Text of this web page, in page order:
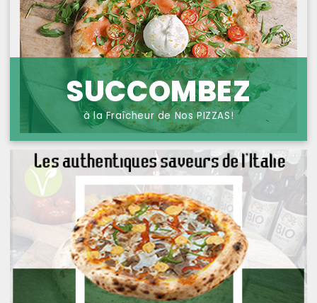
NOS PIZZAS FROMAGES
NOS SAVEURS D AILLEURS
OFFRE PRIMA
OFFRE MEZZO
MENUS BAMBINO
NOS PATES GRATINEES
NOS BURRITOS GRATINES
NOS PANINIS
NOS SALADES
PROTECTION DES
DONNÉES
SUCCOMBEZ
à la Fraîcheur de Nos PIZZAS!